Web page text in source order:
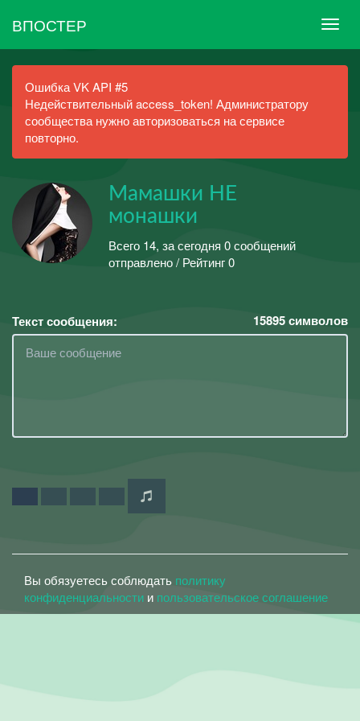
ВПОСТЕР
Ошибка VK API #5
Недействительный access_token! Администратору
сообщества нужно авторизоваться на сервисе
повторно.
Мамашки НЕ
монашки
Всего 14, за сегодня 0 сообщений
отправлено / Рейтинг 0
Текст сообщения: 15895символов
Вы обязуетесь соблюдать политику
конфиденциальности и пользовательское соглашение